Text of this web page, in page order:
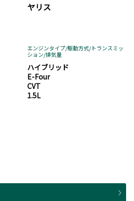
ヤリス
エンジンタイプ/駆動方式/トランスミッ
ション/排気量
ハイブリッド
E-Four
CVT
1.5L